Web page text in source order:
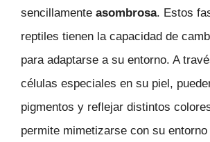
sencillamente asombrosa. Estos
reptiles tienen la capacidad de
para adaptarse a su entorno. A
células especiales en su piel,
pigmentos y reflejar distintos
permite mimetizarse con su